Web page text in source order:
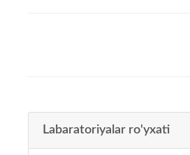
Labaratoriyalar ro'yxati